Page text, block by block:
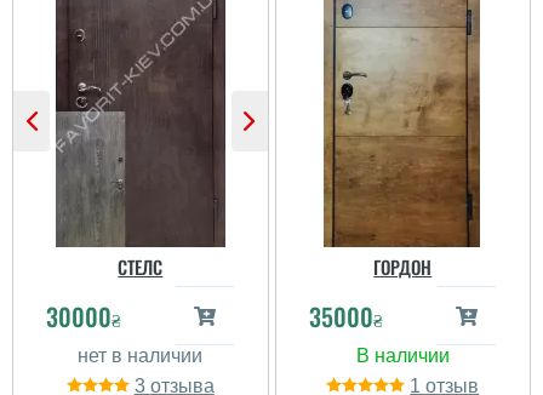
СТЕЛС
30000₴
3
ГОРДОН
35000₴
1